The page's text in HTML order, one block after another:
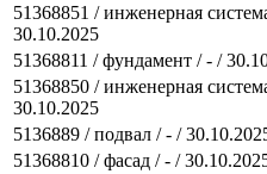
51368851 / инженерная
30.10.2025
51368811 / фундамент / - /
51368850 / инженерная
30.10.2025
5136889 / подвал / - /
51368810 / фасад / - /